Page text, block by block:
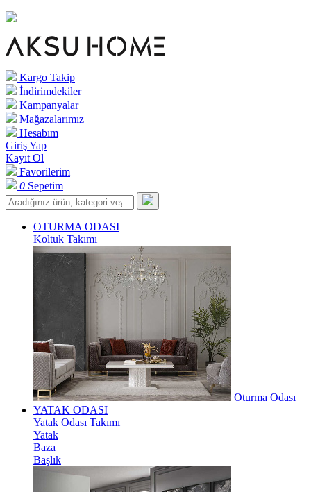
Kargo Takip
İndirimdekiler
Kampanyalar
Mağazalarımız
Hesabım
Giriş Yap
Kayıt Ol
Favorilerim
0 Sepetim
OTURMA ODASI
Koltuk Takımı
Oturma Odası
YATAK ODASI
Yatak Odası Takımı
Yatak
Baza
Başlık